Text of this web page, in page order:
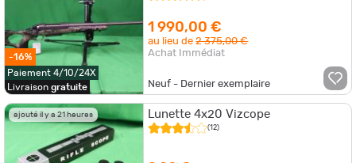
-16%
Paiement 4/10/24X
Livraison gratuite
1 990,00 €
au lieu de2 375,00 €
Achat Immédiat
Neuf - Dernier exemplaire
ajouté il y a 21 heures Lunette 4x20 Vizcope
(12)